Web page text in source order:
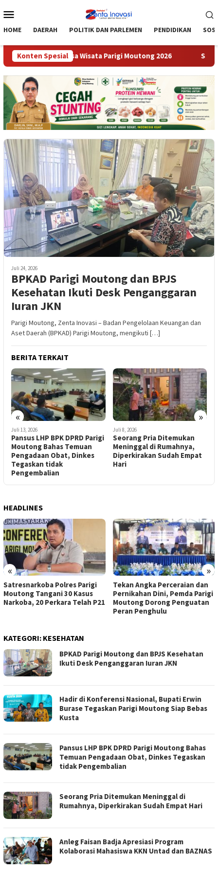
ke
Mobile
HOME DAERAH POLITIK DAN PARLEMEN PENDIDIKAN
Konten Spesial
Desa Wisata Parigi Moutong 2026
Juli 24, 2026
​BPKAD Parigi Moutong dan BPJS
Kesehatan Ikuti Desk Penganggaran
Iuran JKN
Parigi Moutong, Zenta Inovasi – Badan Pengelolaan Keuangan dan
Aset Daerah (BPKAD) Parigi Moutong, mengikuti […]
BERITA TERKAIT
« »
Juli 13, 2026
Pansus LHP BPK DPRD Parigi
Moutong Bahas Temuan
Pengadaan Obat, Dinkes
Tegaskan tidak
Pengembalian
Juli 8, 2026
Seorang Pria Ditemukan
Meninggal di Rumahnya,
Diperkirakan Sudah Empat
Hari
HEADLINES
« »
Satresnarkoba Polres Parigi
Moutong Tangani 30 Kasus
Narkoba, 20 Perkara Telah P21
Tekan Angka Perceraian dan
Pernikahan Dini, Pemda Parigi
Moutong Dorong Penguatan
Peran Penghulu
KATEGORI: KESEHATAN
​BPKAD Parigi Moutong dan BPJS Kesehatan
Ikuti Desk Penganggaran Iuran JKN
​Hadir di Konferensi Nasional, Bupati Erwin
Burase Tegaskan Parigi Moutong Siap Bebas
Kusta
Pansus LHP BPK DPRD Parigi Moutong Bahas
Temuan Pengadaan Obat, Dinkes Tegaskan
tidak Pengembalian
Seorang Pria Ditemukan Meninggal di
Rumahnya, Diperkirakan Sudah Empat Hari
Anleg Faisan Badja Apresiasi Program
Kolaborasi Mahasiswa KKN Untad dan BAZNAS